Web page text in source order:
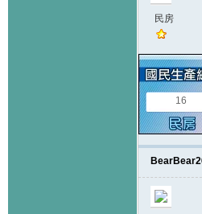
民房
16